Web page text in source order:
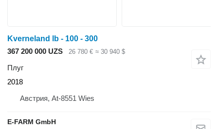
Kverneland lb - 100 - 300
367 200 000 UZS
26 780 € ≈ 30 940 $
Плуг
2018
Австрия, At-8551 Wies
E-FARM GmbH